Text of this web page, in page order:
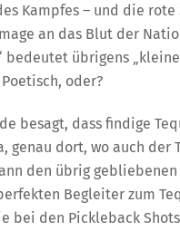
Kampfes – und die rote
an das Blut der
bedeutet übrigens
oder?
besagt, dass findige
genau dort, wo auch der
den übrig gebliebenen
Begleiter zum
bei den Pickleback